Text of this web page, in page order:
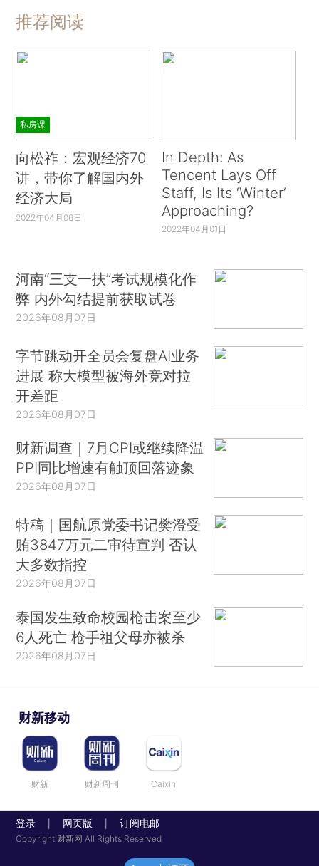
推荐阅读
私房课
向松祚：宏观经济70
讲，带你了解国内外
经济大局
2022年04月06日
In Depth: As
Tencent Lays Off
Staff, Is Its ‘Winter’
Approaching?
2022年04月01日
河南“三支一扶”考试规模化作
弊 内外勾结提前获取试卷
2026年08月07日
字节跳动开全员会复盘AI业务
进展 称大模型被海外竞对拉
开差距
2026年08月07日
财新调查｜7月CPI或继续降温
PPI同比增速有触顶回落迹象
2026年08月07日
特稿｜国航原党委书记樊澄受
贿3847万元二审待宣判 否认
大多数指控
2026年08月07日
泰国发生致命校园枪击案至少
6人死亡 枪手祖父母亦被杀
2026年08月07日
财新移动
财新 财新周刊 Caixin
登录 网页版 订阅电邮
Copyright 财新网 All Rights Reserved